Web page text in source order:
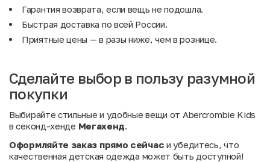
Гарантия возврата, если вещь не подошла.
Быстрая доставка по всей России.
Приятные цены — в разы ниже, чем в рознице.
Сделайте выбор в пользу разумной
покупки
Выбирайте стильные и удобные вещи от Abercrombie Kids
в секонд-хенде Мегахенд
Оформляйте заказ прямо сейчас и убедитесь, что
качественная детская одежда может быть доступной!